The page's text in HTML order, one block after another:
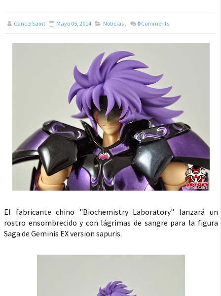
CancerSaint Mayo 05, 2014 Noticias , 0 Comments
El fabricante chino "Biochemistry Laboratory" lanzará un
rostro ensombrecido y con lágrimas de sangre para la figura
Saga de Geminis EX version sapuris.